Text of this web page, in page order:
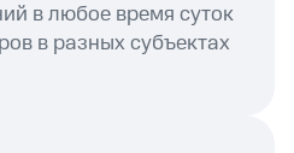
в любое время суток
в разных субъектах